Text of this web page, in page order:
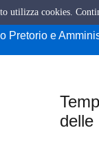
di
Pretorio e
delle
cookies.